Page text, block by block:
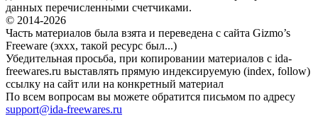
данных перечисленными счетчиками.
© 2014-2026
Часть материалов была взята и переведена с сайта Gizmo’s
Freeware (эххх, такой ресурс был...)
Убедительная просьба, при копировании материалов с ida-
freewares.ru выставлять прямую индексируемую (index, follow)
ссылку на сайт или на конкретный материал
По всем вопросам вы можете обратится письмом по адресу
support@ida-freewares.ru